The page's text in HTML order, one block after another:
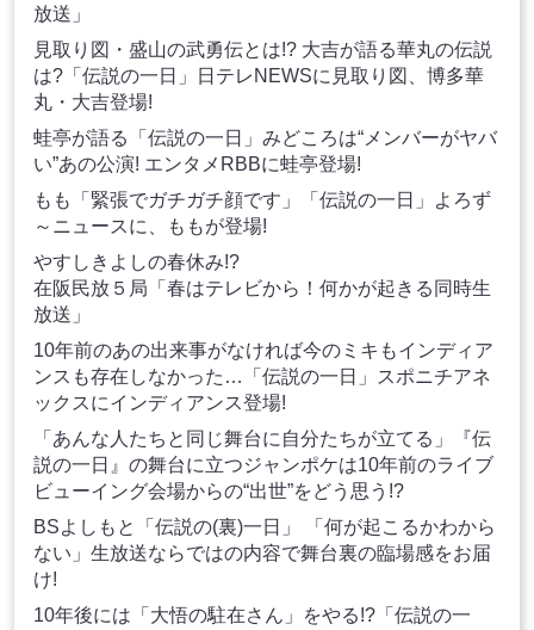
放送」
見取り図・盛山の武勇伝とは!? 大吉が語る華丸の伝説
は?「伝説の一日」日テレNEWSに見取り図、博多華
丸・大吉登場!
蛙亭が語る「伝説の一日」みどころは“メンバーがヤバ
い”あの公演! エンタメRBBに蛙亭登場!
もも「緊張でガチガチ顔です」「伝説の一日」よろず
～ニュースに、ももが登場!
やすしきよしの春休み!?
在阪民放５局「春はテレビから！何かが起きる同時生
放送」
10年前のあの出来事がなければ今のミキもインディア
ンスも存在しなかった…「伝説の一日」スポニチアネ
ックスにインディアンス登場!
「あんな人たちと同じ舞台に自分たちが立てる」『伝
説の一日』の舞台に立つジャンポケは10年前のライブ
ビューイング会場からの“出世”をどう思う!?
BSよしもと「伝説の(裏)一日」 「何が起こるかわから
ない」生放送ならではの内容で舞台裏の臨場感をお届
け!
10年後には「大悟の駐在さん」をやる!?「伝説の一